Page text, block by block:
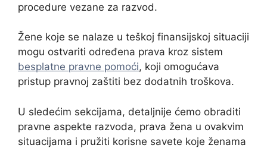
procedure vezane za razvod.
Žene koje se nalaze u teškoj finansijskoj situaciji
mogu ostvariti određena prava kroz sistem
besplatne pravne pomoći, koji omogućava
pristup pravnoj zaštiti bez dodatnih troškova.
U sledećim sekcijama, detaljnije ćemo obraditi
pravne aspekte razvoda, prava žena u ovakvim
situacijama i pružiti korisne savete koje ženama